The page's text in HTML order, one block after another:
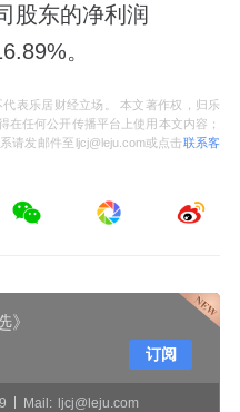
股东的净利润
。
表乐居财经立场。 本文著作权，归乐
在任何公开传播平台上使用本文内容；
请发邮件至ljcj@leju.com或点击联系客
》
Mail: ljcj@leju.com
订阅